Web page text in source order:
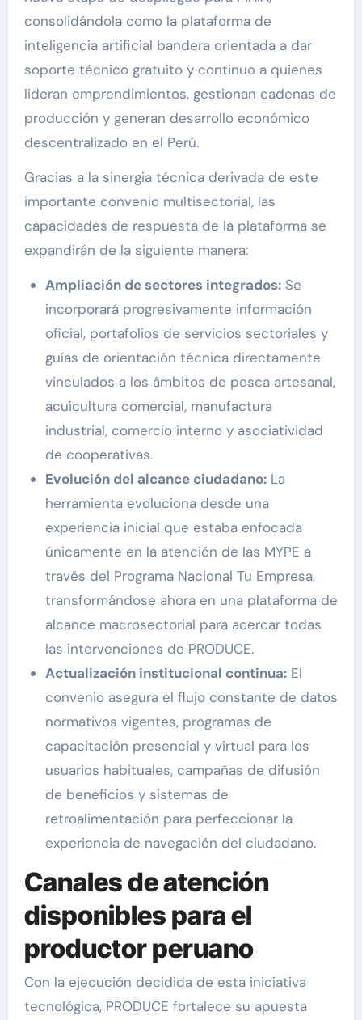
consolidándola como la plataforma de
inteligencia artificial bandera orientada a dar
soporte técnico gratuito y continuo a quienes
lideran emprendimientos, gestionan cadenas de
producción y generan desarrollo económico
descentralizado en el Perú.
Gracias a la sinergia técnica derivada de este
importante convenio multisectorial, las
capacidades de respuesta de la plataforma se
expandirán de la siguiente manera:
Ampliación de sectores integrados:Se
incorporará progresivamente información
oficial, portafolios de servicios sectoriales y
guías de orientación técnica directamente
vinculados a los ámbitos de pesca artesanal,
acuicultura comercial, manufactura
industrial, comercio interno y asociatividad
de cooperativas.
Evolución del alcance ciudadano:La
herramienta evoluciona desde una
experiencia inicial que estaba enfocada
únicamente en la atención de las MYPE a
través del Programa Nacional Tu Empresa,
transformándose ahora en una plataforma de
alcance macrosectorial para acercar todas
las intervenciones de PRODUCE.
Actualización institucional continua:El
convenio asegura el flujo constante de datos
normativos vigentes, programas de
capacitación presencial y virtual para los
usuarios habituales, campañas de difusión
de beneficios y sistemas de
retroalimentación para perfeccionar la
experiencia de navegación del ciudadano.
Canales de atención
disponibles para el
productor peruano
Con la ejecución decidida de esta iniciativa
tecnológica, PRODUCE fortalece su apuesta